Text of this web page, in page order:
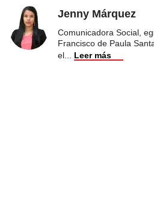
Jenny Márquez
Comunicadora Social,
Francisco de Paula
el
Leer más